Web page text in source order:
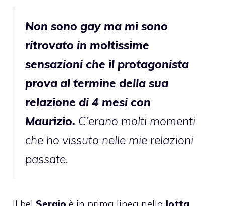
Non sono gay ma mi sono
ritrovato in moltissime
sensazioni che il protagonista
prova al termine della sua
relazione di 4 mesi con
Maurizio. C’erano molti momenti
che ho vissuto nelle mie relazioni
passate.